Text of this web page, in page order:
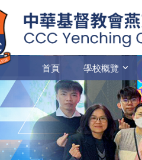
首頁 學校概覽